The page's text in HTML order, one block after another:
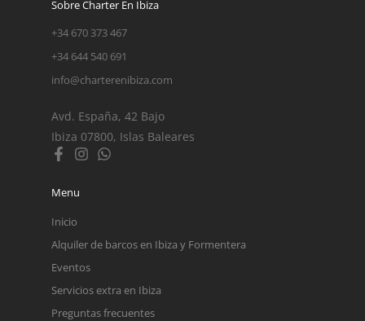
Sobre Charter En Ibiza
+34 670 373 467
+34 644 540 691
info@charterenibiza.com
Avd. España, 42 Bajo
Ibiza 07800, Islas Baleares
Menu
Inicio
Alquiler de barcos en Ibiza y Formentera
Eventos
Servicios extra en Ibiza
Preguntas frecuentes